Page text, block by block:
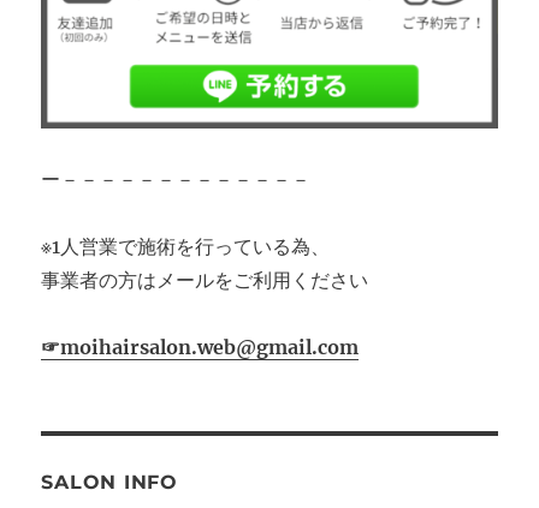
ー－－－－－－－－－－－－－
※1人営業で施術を行っている為、
事業者の方はメールをご利用ください
☞moihairsalon.web@gmail.com
SALON INFO